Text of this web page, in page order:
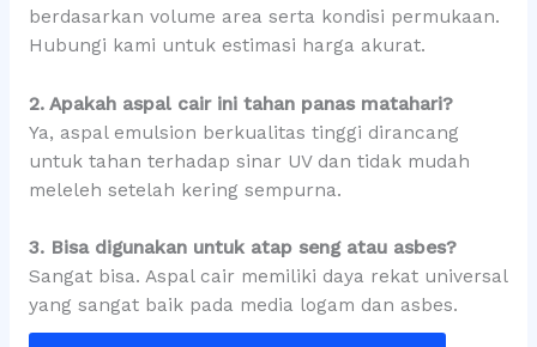
berdasarkan volume area serta kondisi permukaan.
Hubungi kami untuk estimasi harga akurat.
2. Apakah aspal cair ini tahan panas matahari?
Ya, aspal emulsion berkualitas tinggi dirancang
untuk tahan terhadap sinar UV dan tidak mudah
meleleh setelah kering sempurna.
3. Bisa digunakan untuk atap seng atau asbes?
Sangat bisa. Aspal cair memiliki daya rekat universal
yang sangat baik pada media logam dan asbes.